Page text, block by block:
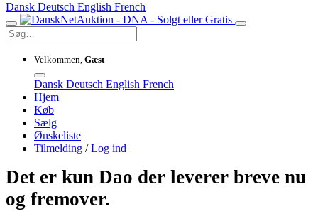
Dansk Deutsch English French
Velkommen, Gæst
Dansk Deutsch English French
Hjem
Køb
Sælg
Ønskeliste
Tilmelding /Log ind
Det er kun Dao der leverer breve nu
og fremover.